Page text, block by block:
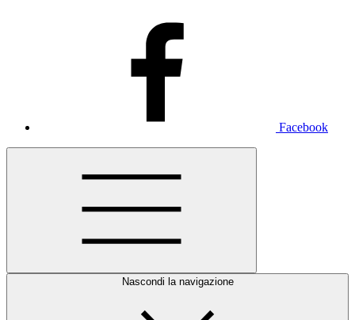
Facebook
Nascondi la navigazione